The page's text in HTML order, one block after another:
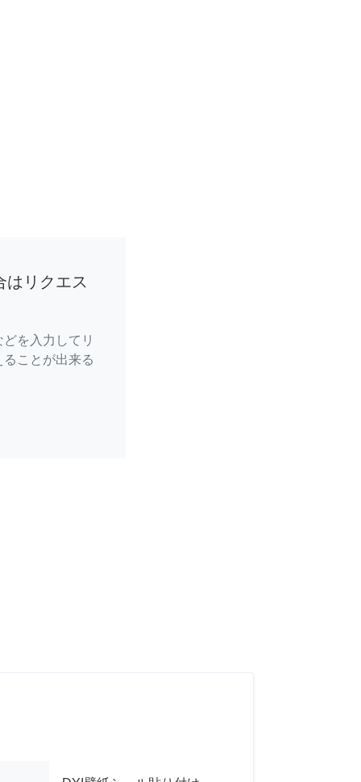
はリクエス
を入力してリ
ことが出来る